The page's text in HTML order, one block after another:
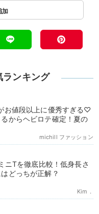
ランキング
お値段以上に優秀すぎる♡
からヘビロテ確定！夏の
michill ファッション
ニTを徹底比較！低身長さ
どっちが正解？
Kim．